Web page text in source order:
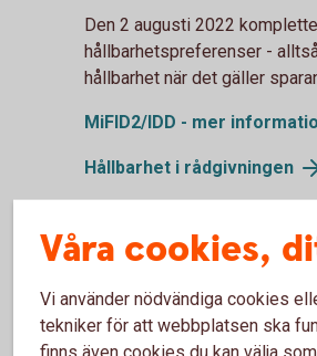
Den 2 augusti 2022
hållbarhetspreferenser -
hållbarhet när det gäller
MiFID2/IDD - mer
Hållbarhet i rådgivningen
Våra cookies,
Vi använder nödvändiga cookies
tekniker för att webbplatsen ska
finns även cookies du kan välja